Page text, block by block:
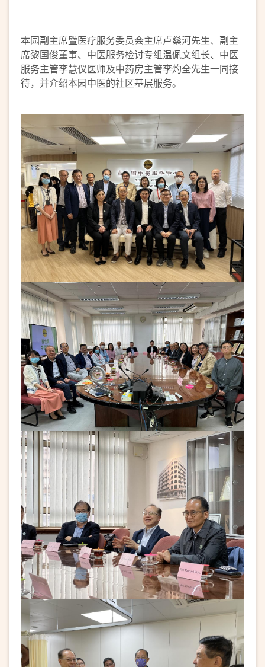
本园副主席暨医疗服务委员会主席卢燊河先生、副主
席黎国俊董事、中医服务检讨专组温佩文组长、中医
服务主管李慧仪医师及中药房主管李灼全先生一同接
待，并介绍本园中医的社区基层服务。